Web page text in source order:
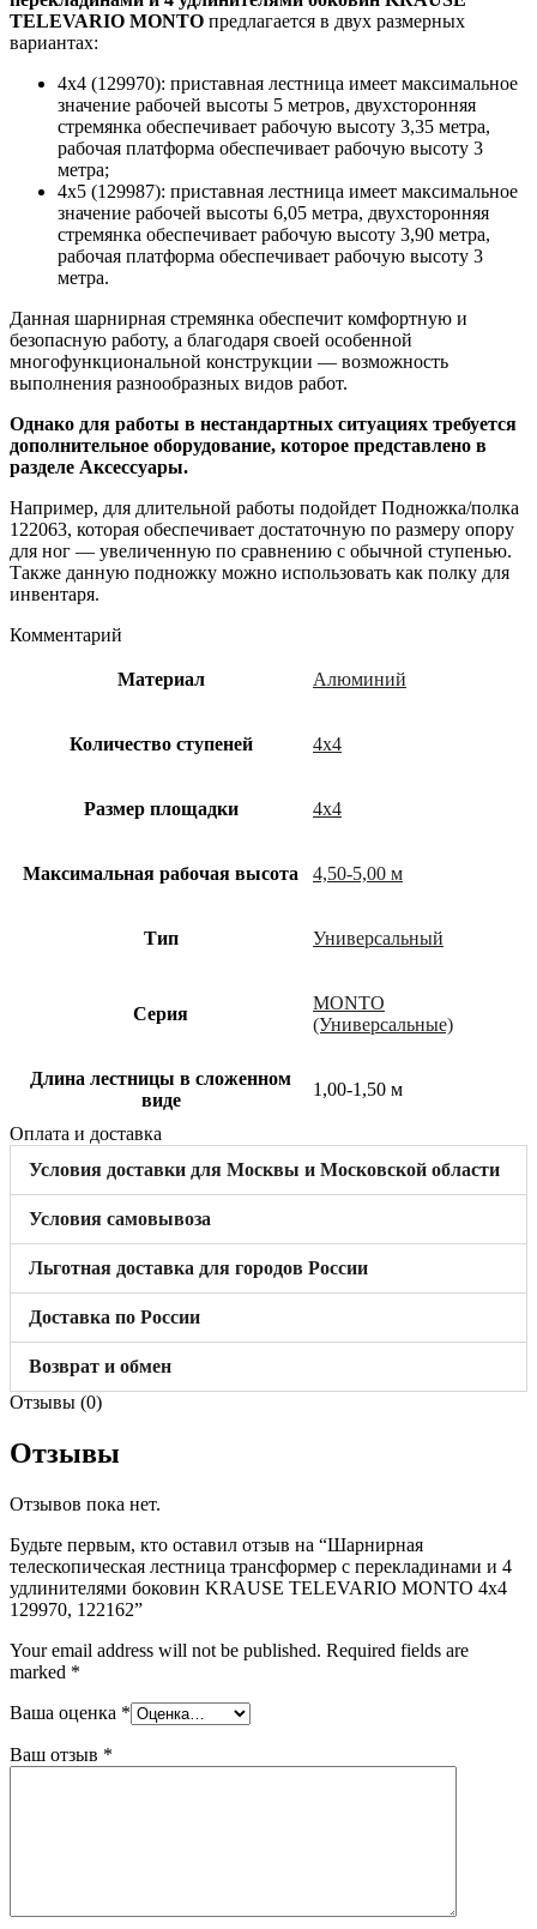
TELEVARIO MONTO предлагается в двух размерных
вариантах:
4х4 (129970): приставная лестница имеет максимальное
значение рабочей высоты 5 метров, двухсторонняя
стремянка обеспечивает рабочую высоту 3,35 метра,
рабочая платформа обеспечивает рабочую высоту 3
метра;
4х5 (129987): приставная лестница имеет максимальное
значение рабочей высоты 6,05 метра, двухсторонняя
стремянка обеспечивает рабочую высоту 3,90 метра,
рабочая платформа обеспечивает рабочую высоту 3
метра.
Данная шарнирная стремянка обеспечит комфортную и
безопасную работу, а благодаря своей особенной
многофункциональной конструкции — возможность
выполнения разнообразных видов работ.
Однако для работы в нестандартных ситуациях требуется
дополнительное оборудование, которое представлено в
разделе Аксессуары.
Например, для длительной работы подойдет Подножка/полка
122063, которая обеспечивает достаточную по размеру опору
для ног — увеличенную по сравнению с обычной ступенью.
Также данную подножку можно использовать как полку для
инвентаря.
Комментарий
Материал Алюминий
Количество ступеней 4х4
Размер площадки 4х4
Максимальная рабочая высота 4,50-5,00 м
Тип Универсальный
Cерия
MONTO
(Универсальные)
Длина лестницы в сложенном
виде
1,00-1,50 м
Оплата и доставка
Условия доставки для Москвы и Московской области
Условия самовывоза
Льготная доставка для городов России
Доставка по России
Возврат и обмен
Отзывы (0)
Отзывы
Отзывов пока нет.
Будьте первым, кто оставил отзыв на “Шарнирная
телескопическая лестница трансформер с перекладинами и 4
удлинителями боковин KRAUSE TELEVARIO MONTO 4х4
129970, 122162”
Your email address will not be published. Required fields are
marked *
Ваша оценка *
Ваш отзыв *